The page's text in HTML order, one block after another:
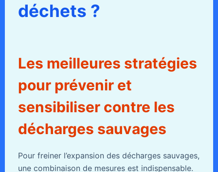
déchets ?
Les meilleures stratégies
pour prévenir et
sensibiliser contre les
décharges sauvages
Pour freiner l’expansion des décharges sauvages,
une combinaison de mesures est indispensable.